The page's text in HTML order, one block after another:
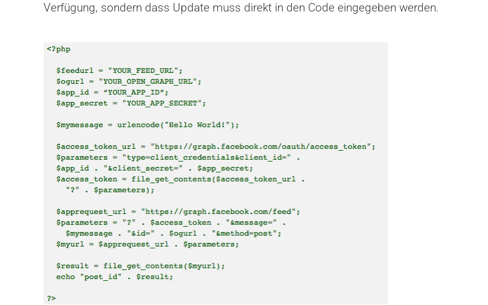
Verfügung, sondern dass Update muss direkt in den Code eingegeben werden.